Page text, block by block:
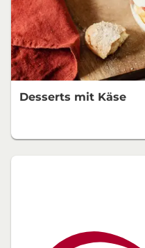
Desserts mit Käse